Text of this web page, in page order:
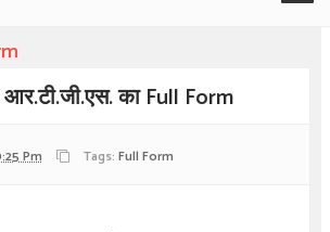
आर.टी.जी.एस. का Full Form
Pm Tags: Full Form